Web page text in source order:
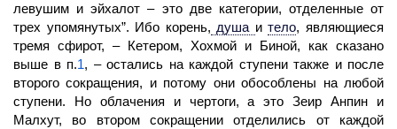
левушим и эйхалот – это две категории, отделенные от
трех упомянутых”. Ибо корень, душа и тело, являющиеся
тремя сфирот, – Кетером, Хохмой и Биной, как сказано
выше в п.1, – остались на каждой ступени также и после
второго сокращения, и потому они обособлены на любой
ступени. Но облачения и чертоги, а это Зеир Анпин и
Малхут, во втором сокращении отделились от каждой